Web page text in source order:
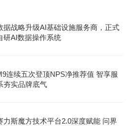
据战略升级AI基础设施服务商，正式
研AI数据操作系统
连续五次登顶NPS净推荐值 智享服
夯实品牌底气
力斯魔方技术平台2.0深度赋能 问界